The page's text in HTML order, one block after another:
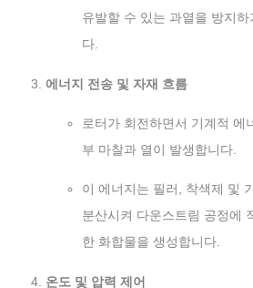
유발할 수 있는 과열을 방지
다.
에너지 전송 및 자재 흐름
로터가 회전하면서 기계적 에
부 마찰과 열이 발생합니다.
이 에너지는 필러, 착색제 및
분산시켜 다운스트림 공정에
한 화합물을 생성합니다.
온도 및 압력 제어